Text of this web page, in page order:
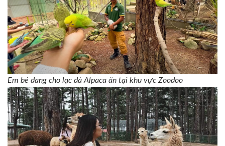
Em bé đang cho lạc đà Alpaca ăn tại khu vực Zoodoo